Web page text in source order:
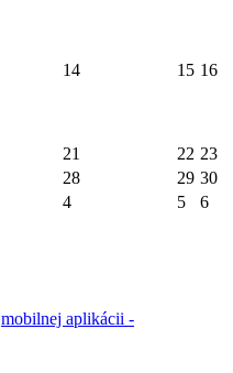
14 15 16
21 22 23
28 29 30
4 5 6
mobilnej aplikácii -